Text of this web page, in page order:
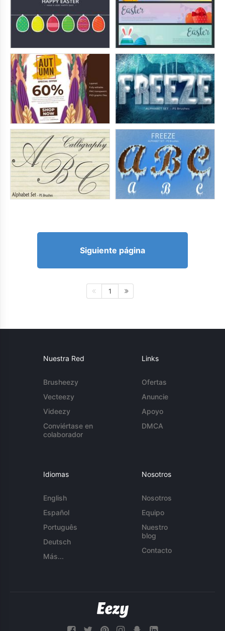
Siguiente página
1
Nuestra Red
Brusheezy
Vecteezy
Videezy
Conviértase en
colaborador
Links
Ofertas
Anuncie
Apoyo
DMCA
Idiomas
English
Español
Português
Deutsch
Más...
Nosotros
Nosotros
Equipo
Nuestro
blog
Contacto